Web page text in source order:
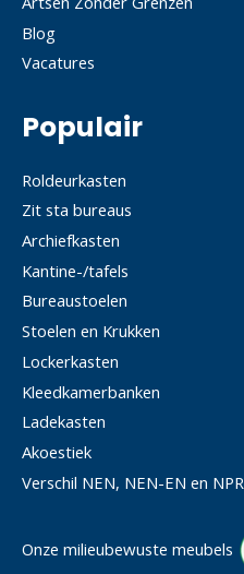
Blog
Vacatures
Populair
Roldeurkasten
Zit sta bureaus
Archiefkasten
Kantine-/tafels
Bureaustoelen
Stoelen en Krukken
Lockerkasten
Kleedkamerbanken
Ladekasten
Akoestiek
Verschil NEN, NEN-EN en NPR
Onze milieubewuste meubels